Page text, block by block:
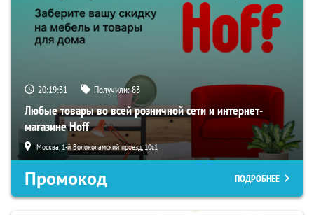
20:19:30 Получили:83
Любые товары во всей розничной сети и интернет-
магазине Hoff
Москва, 1-й Волоколамский проезд, 10с1
Промокод ПОДРОБНЕЕ